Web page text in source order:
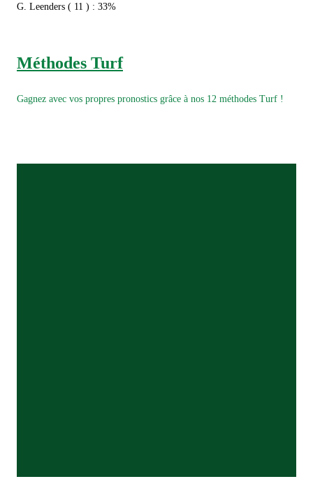
G. Leenders ( 11 ) : 33%
Méthodes Turf
Gagnez avec vos propres pronostics grâce à nos 12 méthodes Turf !